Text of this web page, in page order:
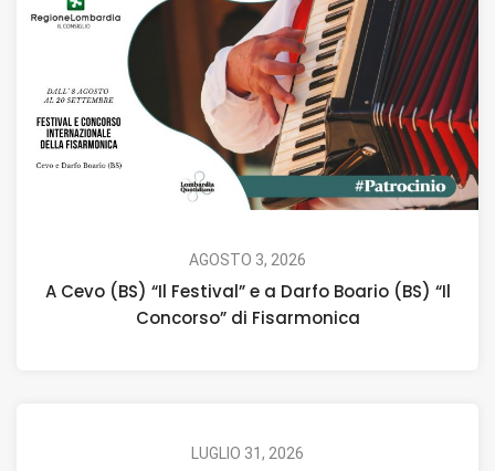
AGOSTO 3, 2026
A Cevo (BS) “Il Festival” e a Darfo Boario (BS) “Il
Concorso” di Fisarmonica
LUGLIO 31, 2026